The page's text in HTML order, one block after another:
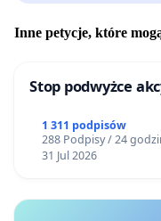
Inne petycje, które
Stop podwyżce
1 311 podpisów
288 Podpisy / 24
31 Jul 2026